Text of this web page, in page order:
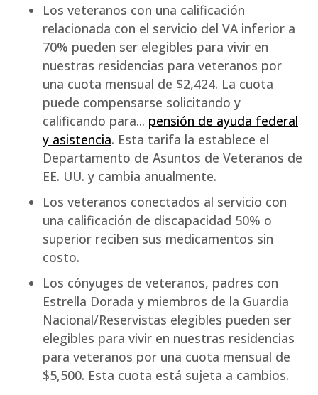
Los veteranos con una calificación
relacionada con el servicio del VA inferior a
70% pueden ser elegibles para vivir en
nuestras residencias para veteranos por
una cuota mensual de $2,424. La cuota
puede compensarse solicitando y
calificando para... pensión de ayuda federal
y asistencia. Esta tarifa la establece el
Departamento de Asuntos de Veteranos de
EE. UU. y cambia anualmente.
Los veteranos conectados al servicio con
una calificación de discapacidad 50% o
superior reciben sus medicamentos sin
costo.
Los cónyuges de veteranos, padres con
Estrella Dorada y miembros de la Guardia
Nacional/Reservistas elegibles pueden ser
elegibles para vivir en nuestras residencias
para veteranos por una cuota mensual de
$5,500. Esta cuota está sujeta a cambios.